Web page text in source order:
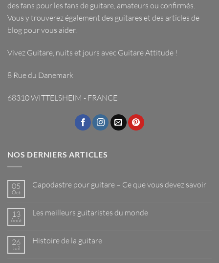
des fans pour les fans de guitare, amateurs ou confirmés.
Vous y trouverez également des guitares et des articles de
blog pour vous aider.
Vivez Guitare, nuits et jours avec Guitare Attitude !
8 Rue du Danemark
68310 WITTELSHEIM - FRANCE
NOS DERNIERS ARTICLES
05
Oct
Capodastre pour guitare – Ce que vous devez savoir
Capodastre
Ce
que
13
Août
Les meilleurs guitaristes du monde
Les
26
Juil
Histoire de la guitare